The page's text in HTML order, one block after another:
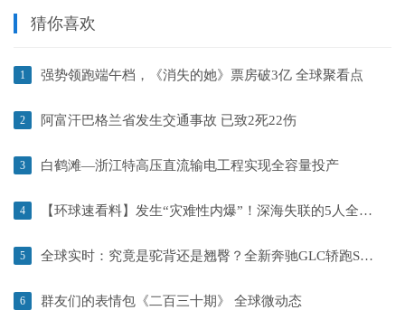
猜你喜欢
1 强势领跑端午档，《消失的她》票房破3亿 全球聚看点
2 阿富汗巴格兰省发生交通事故 已致2死22伤
3 白鹤滩—浙江特高压直流输电工程实现全容量投产
4 【环球速看料】发生“灾难性内爆”！深海失联的5人全部遇难
5 全球实时：究竟是驼背还是翘臀？全新奔驰GLC轿跑SUV插电混动版来了
6 群友们的表情包《二百三十期》 全球微动态